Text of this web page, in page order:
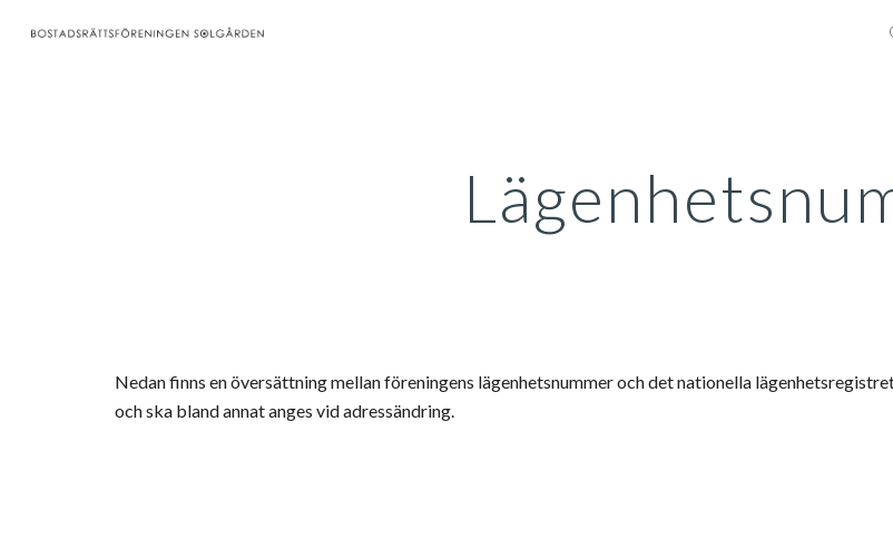
Nedan finns en översättning mellan föreningens lägenhetsnummer och det nationella
och ska bland annat anges vid adressändring.